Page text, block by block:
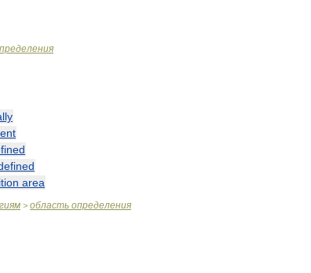
area
> область определения